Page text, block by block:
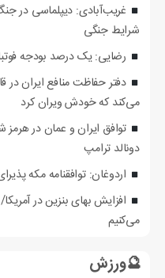
غریب‌آبادی: دیپلماسی در جنگ
شرایط جنگی
رضایی: یک درصد بودجه
دفتر حفاظت منافع ایران در
می‌کند که خودش ویران کرد
توافق ایران و عمان در
دونالد ترامپ
اردوغان: توافقنامه مکه
افزایش بهای بنزین در
می‌کنیم
🔮ورزش